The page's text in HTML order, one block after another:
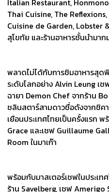
Italian Restaurant,
Thai Cuisine, The
Cuisine de Garden, Lobster
สุโขทัย และร้านอาหารชั้นนำมาก
พลาดไม่ได้กับการชิมอาหารสุ
ระดับโลกอย่าง Alvin Leung เ
ฉายา Demon Chef จากร้าน
ชลินสตาร์สามดาวชื่อดังจากชิค
เยือนประเทศไทยเป็นครั้งแรก
Grace และเชฟ Guillaume
Room ในมาเก๊า
พร้อมกับมาสเตอร์เชฟในประเท
ร้าน Savelberg, เชฟ Amerigo